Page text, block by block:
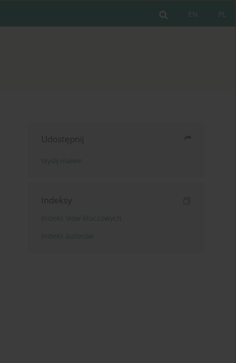
PL
EN
Udostępnij
Wyślij mailem
Indeksy
Indeks słów kluczowych
Indeks autorów